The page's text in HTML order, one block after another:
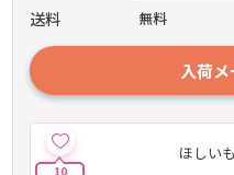
送料 無料
入荷
ほしい
10